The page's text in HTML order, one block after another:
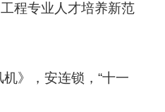
程专业人才培养新范
》，安连锁，“十一